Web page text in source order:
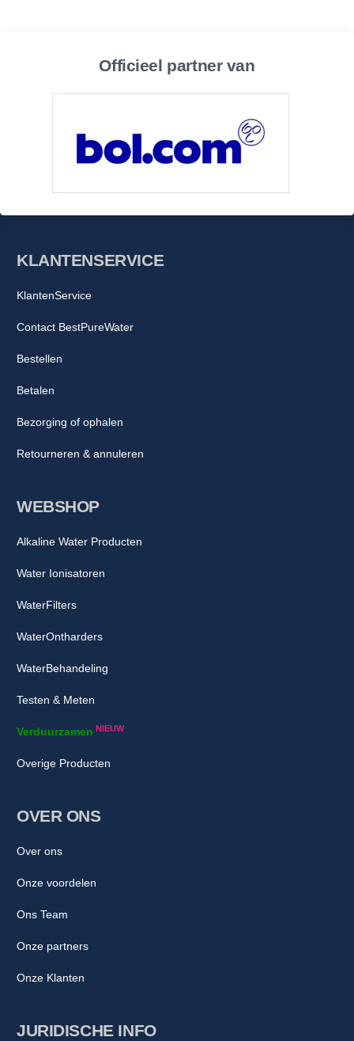
Officieel partner van
WEBSHOP
Alkaline Water Producten
Water Ionisatoren
WaterFilters
WaterOntharders
WaterBehandeling
Testen & Meten
Verduurzamen NIEUW
Overige Producten
OVER ONS
Over ons
Onze voordelen
Ons Team
Onze partners
Onze Klanten
JURIDISCHE INFO
KLANTENSERVICE
KlantenService
Contact BestPureWater
Bestellen
Betalen
Bezorging of ophalen
Retourneren & annuleren